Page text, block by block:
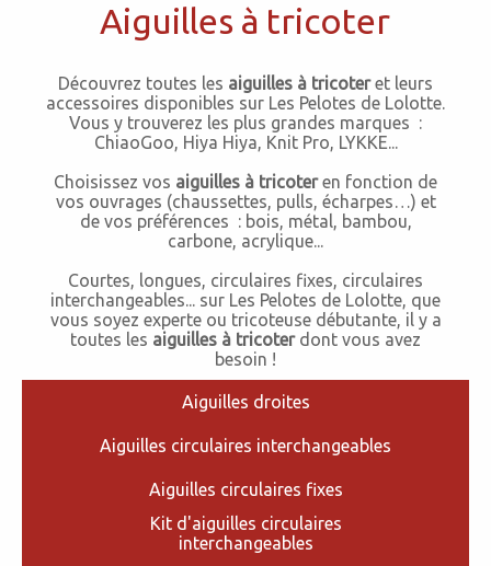
Aiguilles à tricoter
Découvrez toutes les aiguilles à tricoteret leurs
accessoires disponibles sur Les Pelotes de Lolotte.
Vous y trouverez les plus grandes marques :
ChiaoGoo, Hiya Hiya, Knit Pro, LYKKE...
Choisissez vos aiguilles à tricoteren fonction de
vos ouvrages (chaussettes, pulls, écharpes…) et
de vos préférences : bois, métal, bambou,
carbone, acrylique...
Courtes, longues, circulaires fixes, circulaires
interchangeables... sur Les Pelotes de Lolotte, que
vous soyez experte ou tricoteuse débutante, il y a
toutes les aiguilles à tricoterdont vous avez
besoin !
Aiguilles droites
Aiguilles circulaires interchangeables
Aiguilles circulaires fixes
Kit d'aiguilles circulaires
interchangeables